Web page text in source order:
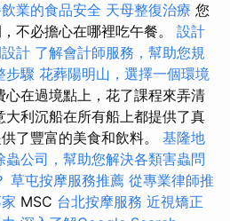
業的食品安全 天母整復治療 您
不必擔心在哪裡吃午餐。 設計
計 了解會計師服務，幫助您規
步驟 花葬陽明山，選擇一個環境
心在過境點上，花了課程來弄清
利沉船在所有船上都提供了真
了豐富的美食和飲料。 基隆地
蟲公司，幫助您解決各類害蟲問
草屯按摩服務推薦 從專業律師推
MSC 台北按摩服務 近視矯正